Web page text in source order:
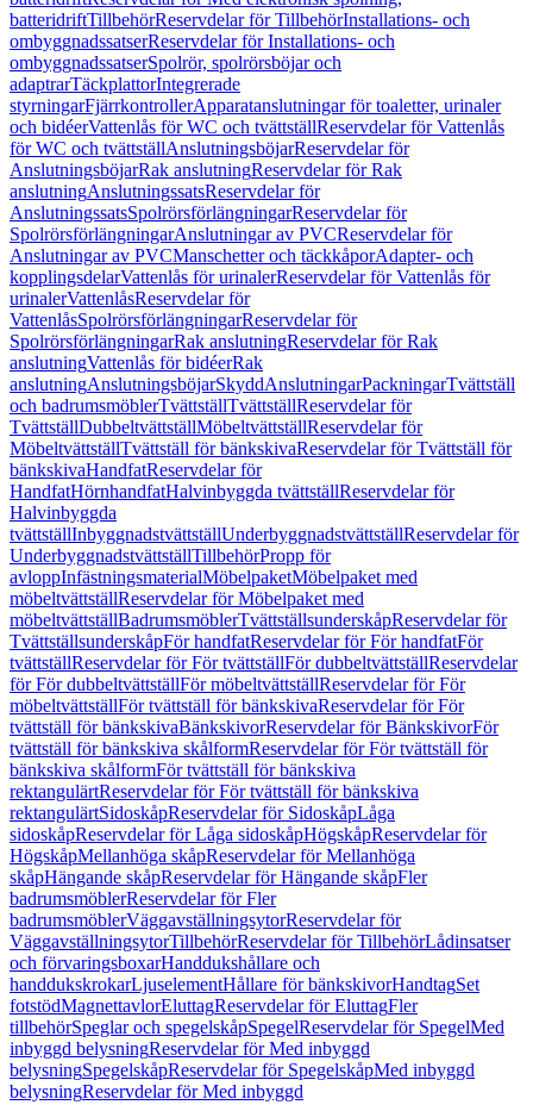
batteridriftTillbehörReservdelar för TillbehörInstallations- och
ombyggnadssatserReservdelar för Installations- och
ombyggnadssatserSpolrör, spolrörsböjar och
adaptrarTäckplattorIntegrerade
styrningarFjärrkontrollerApparatanslutningar för toaletter, urinaler
och bidéerVattenlås för WC och tvättställReservdelar för Vattenlås
för WC och tvättställAnslutningsböjarReservdelar för
AnslutningsböjarRak anslutningReservdelar för Rak
anslutningAnslutningssatsReservdelar för
AnslutningssatsSpolrörsförlängningarReservdelar för
SpolrörsförlängningarAnslutningar av PVCReservdelar för
Anslutningar av PVCManschetter och täckkåporAdapter- och
kopplingsdelarVattenlås för urinalerReservdelar för Vattenlås för
urinalerVattenlåsReservdelar för
VattenlåsSpolrörsförlängningarReservdelar för
SpolrörsförlängningarRak anslutningReservdelar för Rak
anslutningVattenlås för bidéerRak
anslutningAnslutningsböjarSkyddAnslutningarPackningarTvättställ
och badrumsmöblerTvättställTvättställReservdelar för
TvättställDubbeltvättställMöbeltvättställReservdelar för
MöbeltvättställTvättställ för bänkskivaReservdelar för Tvättställ för
bänkskivaHandfatReservdelar för
HandfatHörnhandfatHalvinbyggda tvättställReservdelar för
Halvinbyggda
tvättställInbyggnadstvättställUnderbyggnadstvättställReservdelar för
UnderbyggnadstvättställTillbehörPropp för
avloppInfästningsmaterialMöbelpaketMöbelpaket med
möbeltvättställReservdelar för Möbelpaket med
möbeltvättställBadrumsmöblerTvättställsunderskåpReservdelar för
TvättställsunderskåpFör handfatReservdelar för För handfatFör
tvättställReservdelar för För tvättställFör dubbeltvättställReservdelar
för För dubbeltvättställFör möbeltvättställReservdelar för För
möbeltvättställFör tvättställ för bänkskivaReservdelar för För
tvättställ för bänkskivaBänkskivorReservdelar för BänkskivorFör
tvättställ för bänkskiva skålformReservdelar för För tvättställ för
bänkskiva skålformFör tvättställ för bänkskiva
rektangulärtReservdelar för För tvättställ för bänkskiva
rektangulärtSidoskåpReservdelar för SidoskåpLåga
sidoskåpReservdelar för Låga sidoskåpHögskåpReservdelar för
HögskåpMellanhöga skåpReservdelar för Mellanhöga
skåpHängande skåpReservdelar för Hängande skåpFler
badrumsmöblerReservdelar för Fler
badrumsmöblerVäggavställningsytorReservdelar för
VäggavställningsytorTillbehörReservdelar för TillbehörLådinsatser
och förvaringsboxarHanddukshållare och
handdukskrokarLjuselementHållare för bänkskivorHandtagSet
fotstödMagnettavlorEluttagReservdelar för EluttagFler
tillbehörSpeglar och spegelskåpSpegelReservdelar för SpegelMed
inbyggd belysningReservdelar för Med inbyggd
belysningSpegelskåpReservdelar för SpegelskåpMed inbyggd
belysningReservdelar för Med inbyggd